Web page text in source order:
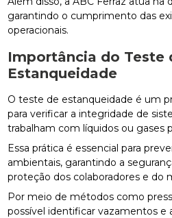
garantindo o cumprimento das
operacionais.
Importância do Teste
Estanqueidade
O teste de estanqueidade é um
para verificar a integridade de
trabalham com líquidos ou gases
Essa prática é essencial para
ambientais, garantindo a
proteção dos colaboradores e do
Por meio de métodos como
possível identificar vazamentos e